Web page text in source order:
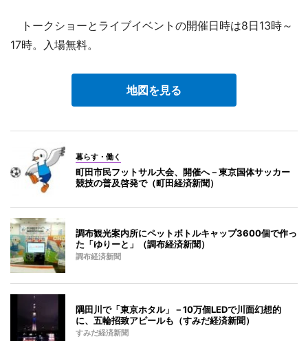
トークショーとライブイベントの開催日時は8日13時～
17時。入場無料。
地図を見る
暮らす・働く
町田市民フットサル大会、開催へ－東京国体サッカー
競技の普及啓発で（町田経済新聞）
調布観光案内所にペットボトルキャップ3600個で作っ
た「ゆりーと」（調布経済新聞）
調布経済新聞
隅田川で「東京ホタル」－10万個LEDで川面幻想的
に、五輪招致アピールも（すみだ経済新聞）
すみだ経済新聞